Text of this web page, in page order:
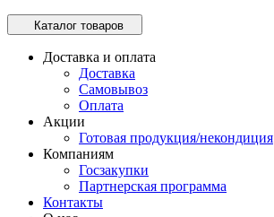
Каталог товаров
Доставка и оплата
Доставка
Самовывоз
Оплата
Акции
Готовая продукция/некондиция
Компаниям
Госзакупки
Партнерская программа
Контакты